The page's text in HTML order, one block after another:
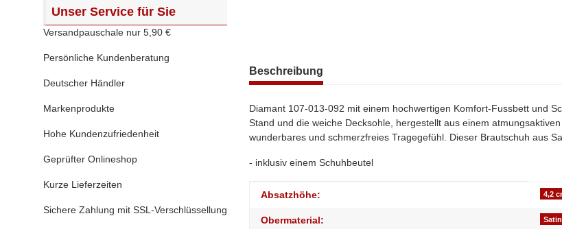
Beschreibung
Diamant 107-013-092 mit einem hochwertigen Komfort-Fussbett und
Stand und die weiche Decksohle, hergestellt aus einem
wunderbares und schmerzfreies Tragegefühl. Dieser Brautschuh aus
- inklusiv einem Schuhbeutel
Produkteigenschaft
Wert
Absatzhöhe: 4,2
Obermaterial: Satin
Unser Service für Sie
Versandpauschale nur 5,90 €
Persönliche Kundenberatung
Deutscher Händler
Markenprodukte
Hohe Kundenzufriedenheit
Geprüfter Onlineshop
Kurze Lieferzeiten
Sichere Zahlung mit SSL-Verschlüssellung